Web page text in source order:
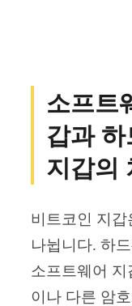
소프트
갑과 하
지갑의
비트코인 지갑
나뉩니다. 하
소프트웨어 지
이나 다른 암